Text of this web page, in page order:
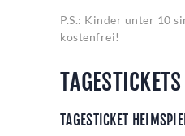
P.S.: Kinder unter 10
kostenfrei!
TAGESTICKETS
TAGESTICKET